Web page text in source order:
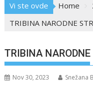
Vi ste ovde Home
TRIBINA NARODNE
TRIBINA
Nov 30, 2023 Snežana